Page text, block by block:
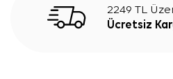
2249 TL
Ücretsiz